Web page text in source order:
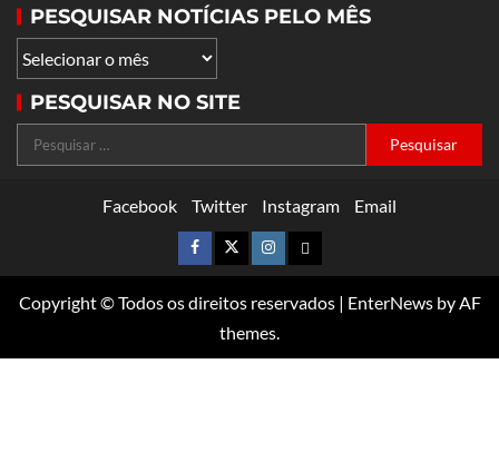
PESQUISAR NOTÍCIAS PELO MÊS
PESQUISAR NO SITE
Facebook Twitter Instagram Email
Copyright © Todos os direitos reservados | EnterNewsby AF
themes.